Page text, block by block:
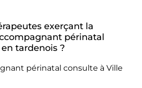
exerçant la
périnatal
tardenois ?
périnatal consulte à Ville